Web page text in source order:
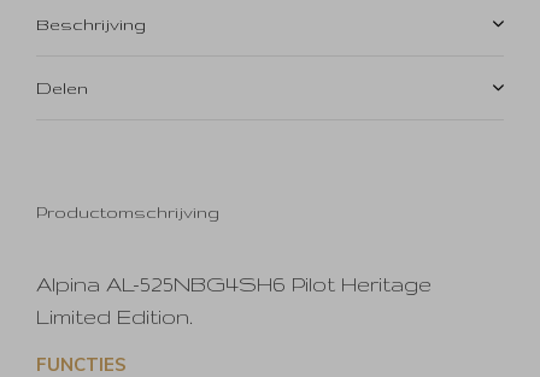
Beschrijving
Delen
Productomschrijving
Alpina AL-525NBG4SH6 Pilot Heritage
Limited Edition.
FUNCTIES